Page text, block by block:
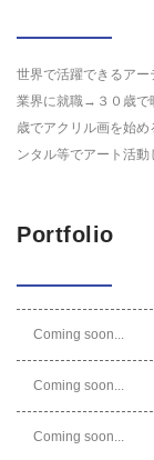
世界で活躍できるア
業界に就職→３０歳で
歳でアクリル画を始
ンタル等でアート活動
Portfolio
Coming soon...
Coming soon...
Coming soon...